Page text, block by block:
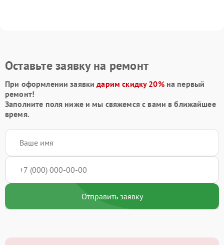
Оставьте заявку на ремонт
При оформлении заявкидарим скидку 20%на первый
ремонт!
Заполните поля ниже и мы свяжемся с вами в ближайшее
время.
Отправить заявку